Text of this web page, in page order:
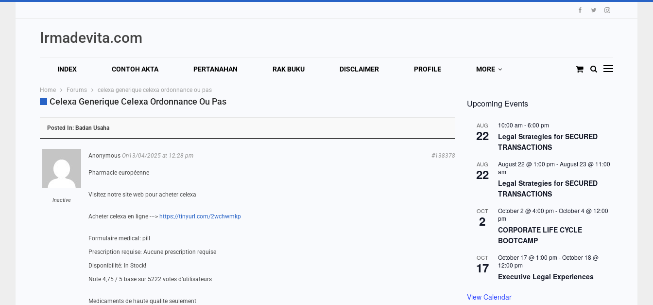
Irmadevita.com
INDEX CONTOH AKTA PERTANAHAN RAK BUKU DISCLAIMER PROFILE MORE
Home Forums celexa generique celexa ordonnance ou pas
Celexa Generique Celexa Ordonnance Ou Pas
Posted In: Badan Usaha
Inactive
Anonymous On13/04/2025 at 12:28 pm #138378
Pharmacie européenne
Visitez notre site web pour acheter celexa
Acheter celexa en ligne -–> https://tinyurl.com/2wchwmkp
Formulaire medical: pill
Prescription requise: Aucune prescription requise
Disponibilité: In Stock!
Note 4,75 / 5 base sur 5222 votes d’utilisateurs
Medicaments de haute qualite seulement
Upcoming Events
AUG
22
10:00 am-6:00 pm
Legal Strategies for SECURED
TRANSACTIONS
AUG
22
August 22 @ 1:00 pm-August 23 @ 11:00
am
Legal Strategies for SECURED
TRANSACTIONS
OCT
2
October 2 @ 4:00 pm-October 4 @ 12:00
pm
CORPORATE LIFE CYCLE
BOOTCAMP
OCT
17
October 17 @ 1:00 pm-October 18 @
12:00 pm
Executive Legal Experiences
View Calendar